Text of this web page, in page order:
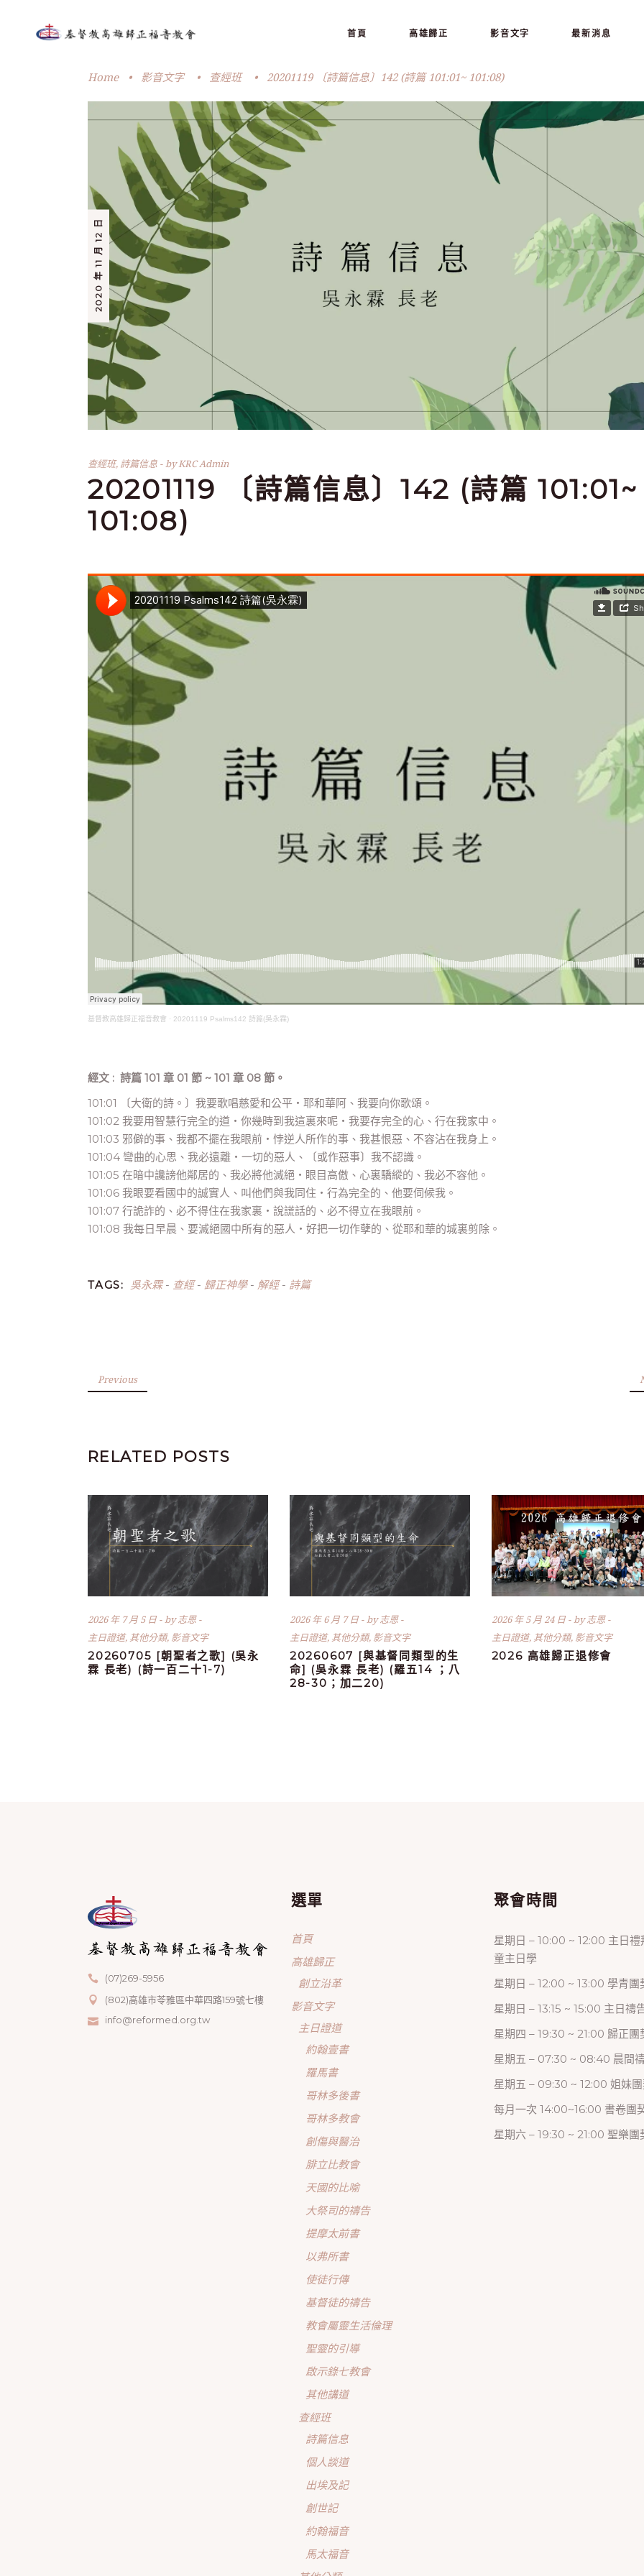
首頁 高雄歸正 影音文字 最新消息
Home • 影音文字 • 查經班 • 20201119 〔詩篇信息〕142 (詩篇 101:01~ 101:08)
2020 年 11 月 12 日
查經班, 詩篇信息 byKRC Admin
20201119 〔詩篇信息〕142 (詩篇 101:01~
101:08)
基督教高雄歸正福音教會 · 20201119 Psalms142 詩篇(吳永霖)
經文 : 詩篇 101 章 01 節 ~ 101 章 08 節。
101:01 〔大衛的詩。〕我要歌唱慈愛和公平‧耶和華阿、我要向你歌頌。
101:02 我要用智慧行完全的道‧你幾時到我這裏來呢‧我要存完全的心、行在我家中。
101:03 邪僻的事、我都不擺在我眼前‧悖逆人所作的事、我甚恨惡、不容沾在我身上。
101:04 彎曲的心思、我必遠離‧一切的惡人、〔或作惡事〕我不認識。
101:05 在暗中讒謗他鄰居的、我必將他滅絕‧眼目高傲、心裏驕縱的、我必不容他。
101:06 我眼要看國中的誠實人、叫他們與我同住‧行為完全的、他要伺候我。
101:07 行詭詐的、必不得住在我家裏‧說謊話的、必不得立在我眼前。
101:08 我每日早晨、要滅絕國中所有的惡人‧好把一切作孽的、從耶和華的城裏剪除。
TAGS: 吳永霖- 查經- 歸正神學- 解經- 詩篇
Previous
RELATED POSTS
2026 年 7 月 5 日 by志恩
主日證道, 其他分類, 影音文字
20260705 [朝聖者之歌] (吳永
霖 長老) (詩一百二十1-7)
2026 年 6 月 7 日 by志恩
主日證道, 其他分類, 影音文字
20260607 [與基督同類型的生
命] (吳永霖 長老) (羅五14 ；八
28-30；加二20)
2026 年 5 月 24 日 by志恩
主日證道, 其他分類, 影音文字
2026 高雄歸正退修會
(07)269-5956
(802)高雄市苓雅區中華四路159號七樓
info@reformed.org.tw
選單
首頁
高雄歸正
創立沿革
影音文字
主日證道
約翰壹書
羅馬書
哥林多後書
哥林多教會
創傷與醫治
腓立比教會
天國的比喻
大祭司的禱告
提摩太前書
以弗所書
使徒行傳
基督徒的禱告
教會屬靈生活倫理
聖靈的引導
啟示錄七教會
其他講道
查經班
詩篇信息
個人談道
出埃及記
創世記
約翰福音
馬太福音
聚會時間
星期日 – 10:00 ~ 12:00 主日禮
童主日學
星期日 – 12:00 ~ 13:00 學青團
星期日 – 13:15 ~ 15:00 主日禱
星期四 – 19:30 ~ 21:00 歸正團
星期五 – 07:30 ~ 08:40 晨間
星期五 – 09:30 ~ 12:00 姐妹
每月一次 14:00~16:00 書卷團
星期六 – 19:30 ~ 21:00 聖樂團